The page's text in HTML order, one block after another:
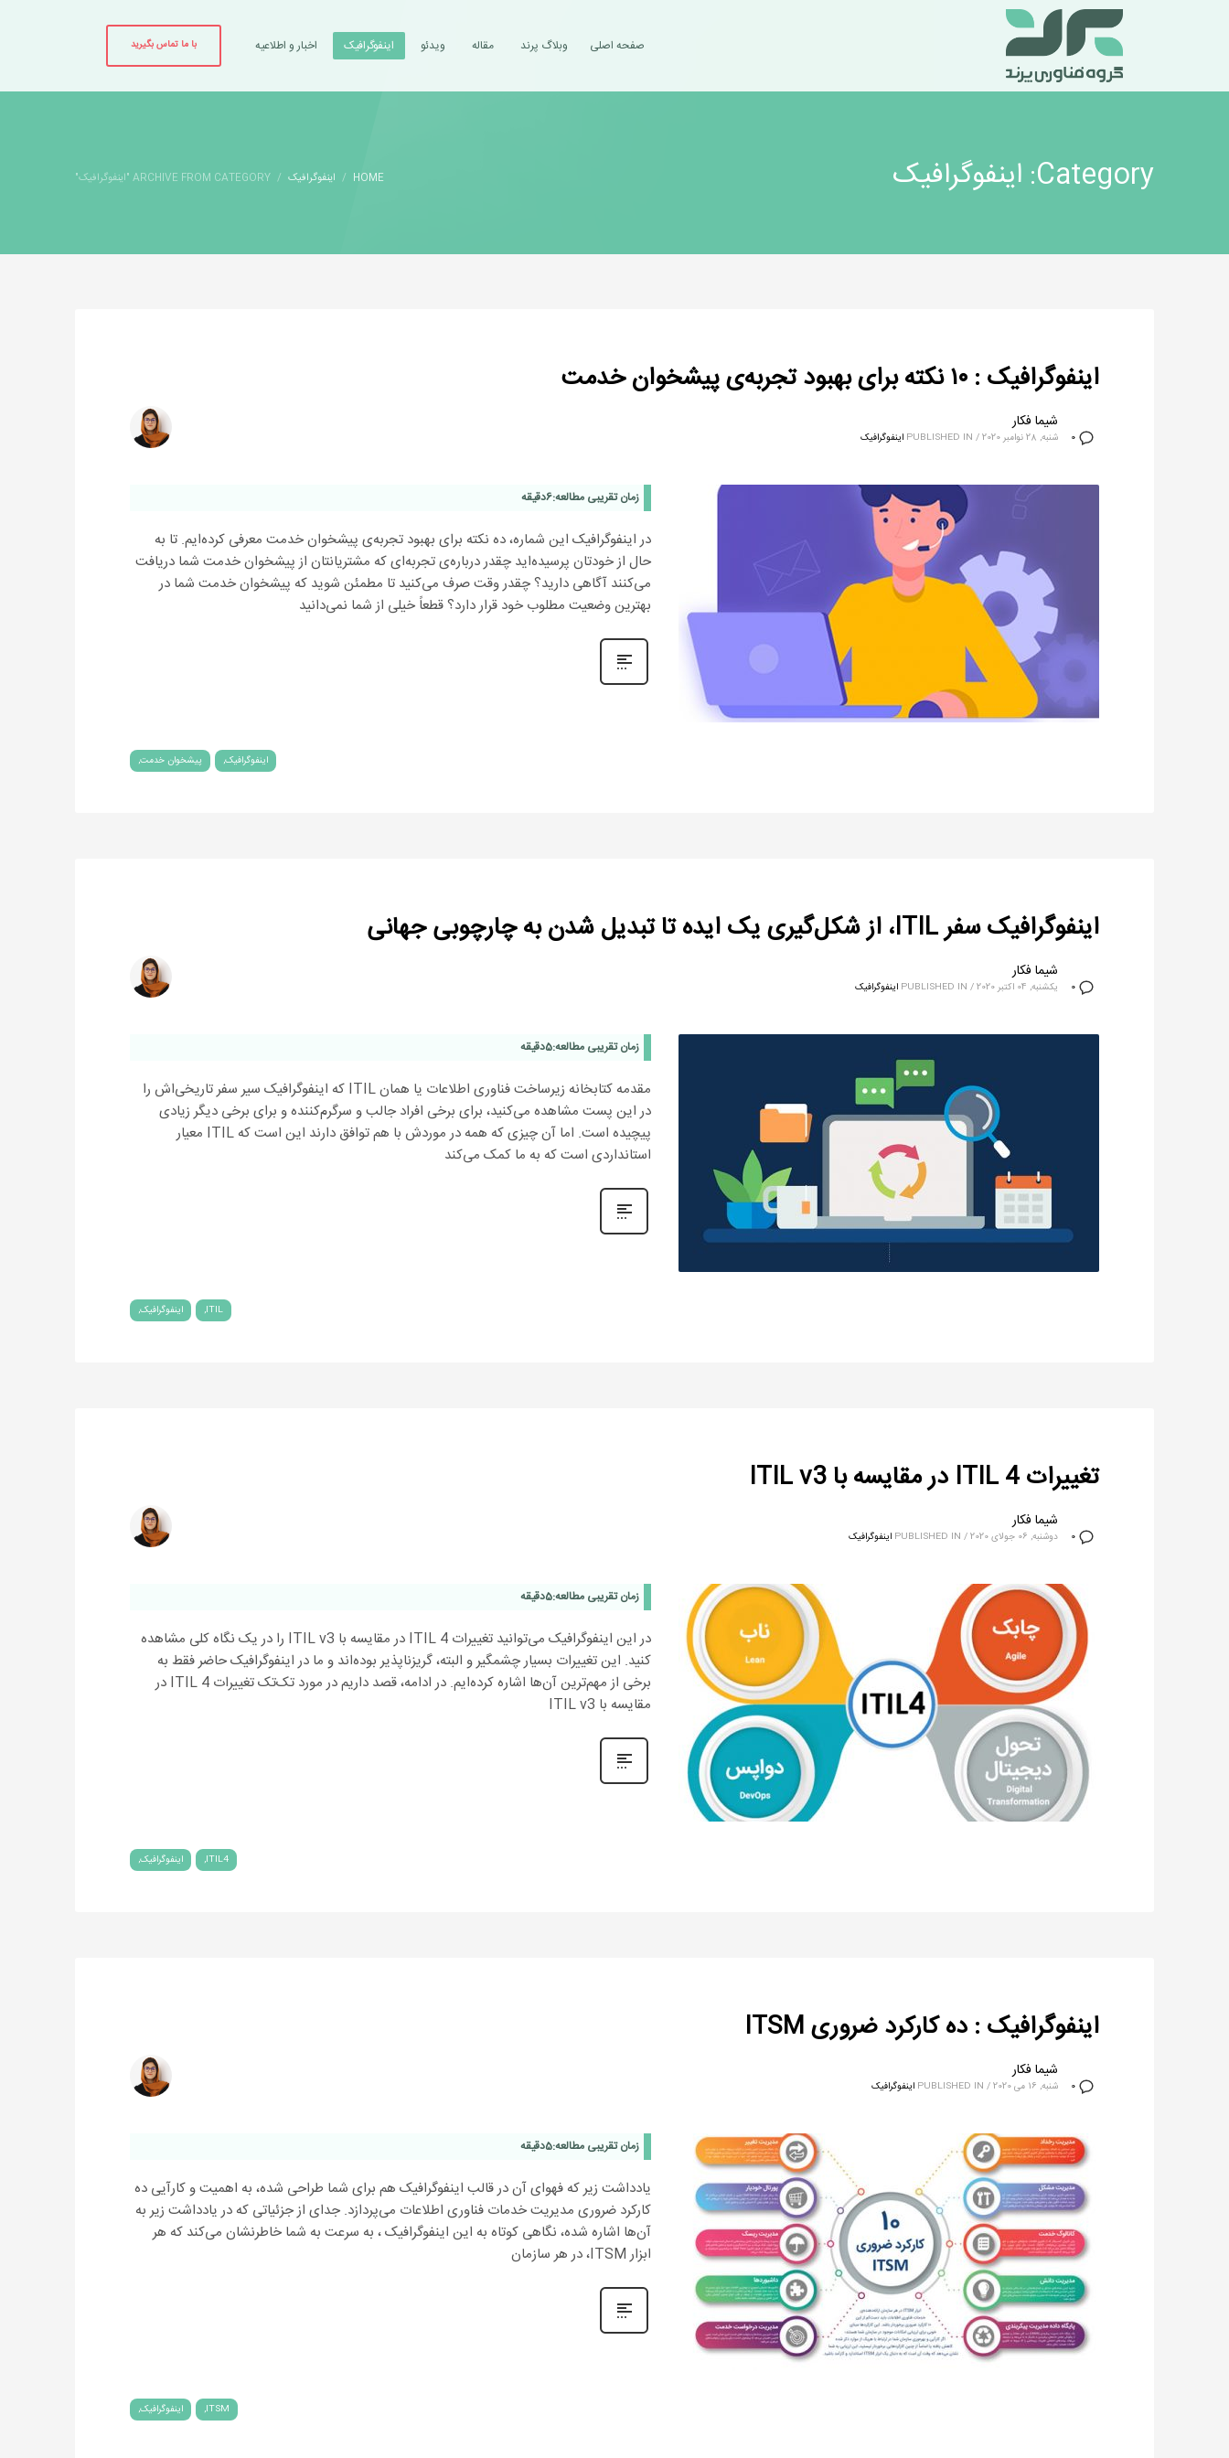
صفحه اصلی وبلاگ پرند مقاله ویدئو اینفوگرافیک اخبار و اطلاعیه با ما تماس بگیرید
HOME اینفوگرافیک ARCHIVE FROM CATEGORY "اینفوگرافیک" Category: اینفوگرافیک
اینفوگرافیک : ۱۰ نکته برای بهبود تجربه‌ی پیشخوان خدمت
0
شیما فکار
شنبه, 28 نوامبر 2020 /
PUBLISHED IN اینفوگرافیک
زمان تقریبی مطالعه:6دقیقه
در اینفوگرافیک این شماره، ده نکته برای بهبود تجربه‌ی پیشخوان خدمت معرفی کرده‌ایم. تا به
حال از خودتان پرسیده‌اید چقدر درباره‌ی تجربه‌ای که مشتریانتان از پیشخوان خدمت شما دریافت
می‌کنند آگاهی دارید؟ چقدر وقت صرف می‌کنید تا مطمئن شوید که پیشخوان خدمت شما در
بهترین وضعیت مطلوب خود قرار دارد؟ قطعاً خیلی از شما نمی‌دانید
اینفوگرافیک پیشخوان خدمت
اینفوگرافیک سفر ITIL، از شکل‌گیری یک ایده تا تبدیل شدن به چارچوبی جهانی
0
شیما فکار
یکشنبه, 04 اکتبر 2020 /
PUBLISHED IN اینفوگرافیک
زمان تقریبی مطالعه:5دقیقه
مقدمه کتابخانه زیرساخت فناوری اطلاعات یا همان ITIL که اینفوگرافیک سیر سفر تاریخی‌اش را
در این پست مشاهده می‌کنید، برای برخی افراد جالب و سرگرم‌کننده و برای برخی دیگر زیادی
پیچیده است. اما آن چیزی که همه در موردش با هم توافق دارند این است که ITIL معیار
استانداردی است که به ما کمک می‌کند
ITIL اینفوگرافیک
تغییرات ITIL 4 در مقایسه با ITIL v3
0
شیما فکار
دوشنبه, 06 جولای 2020 /
PUBLISHED IN اینفوگرافیک
زمان تقریبی مطالعه:5دقیقه
در این اینفوگرافیک می‌توانید تغییرات ITIL 4 در مقایسه با ITIL v3 را در یک نگاه کلی مشاهده
کنید. این تغییرات بسیار چشمگیر و البته، گریزناپذیر بوده‌اند و ما در اینفوگرافیک حاضر فقط به
برخی از مهم‌ترین آن‌ها اشاره کرده‌ایم. در ادامه، قصد داریم در مورد تک‌تک تغییرات ITIL 4 در
مقایسه با ITIL v3
ITIL4 اینفوگرافیک
اینفوگرافیک : ده کارکرد ضروری ITSM
0
شیما فکار
شنبه, 16 می 2020 /
PUBLISHED IN اینفوگرافیک
زمان تقریبی مطالعه:5دقیقه
یادداشت زیر که فهوای آن در قالب اینفوگرافیک هم برای شما طراحی شده، به اهمیت و کارآیی ده
کارکرد ضروری مدیریت خدمات فناوری اطلاعات می‌پردازد. جدای از جزئیاتی که در یادداشت زیر به
آن‌ها اشاره شده، نگاهی کوتاه به این اینفوگرافیک ، به سرعت به شما خاطرنشان می‌کند که هر
ابزار ITSM، در هر سازمان
ITSM اینفوگرافیک